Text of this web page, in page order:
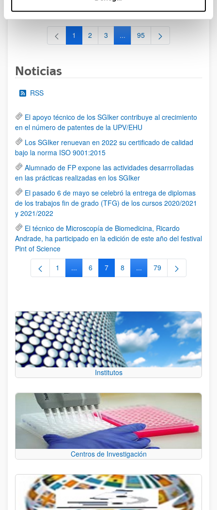
al 30/07/2026 (ambos incluídos)
Página
1 Página
2 Página
3 ...Páginas intermedias Use TAB
Página
95
Noticias
RSS
El apoyo técnico de los SGIker contribuye al crecimiento
en el número de patentes de la UPV/EHU
Los SGIker renuevan en 2022 su certificado de calidad
bajo la norma ISO 9001:2015
Alumnado de FP expone las actividades desarrrolladas
en las prácticas realizadas en los SGIker
El pasado 6 de mayo se celebró la entrega de diplomas
de los trabajos fin de grado (TFG) de los cursos 2020/2021
y 2021/2022
El técnico de Microscopía de Biomedicina, Ricardo
Andrade, ha participado en la edición de este año del festival
Pint of Science
Página
1 ...Páginas intermedias Use TAB para
Página
6 Página
7 Página
8 ...Páginas intermedias
Página
79
Institutos
Centros de Investigación